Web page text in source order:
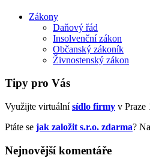
Zákony
Daňový řád
Insolvenční zákon
Občanský zákoník
Živnostenský zákon
Tipy pro Vás
Využijte virtuálnísídlo firmy v Praze
Ptáte se jak založit s.r.o. zdarma?
Nejnovější komentáře